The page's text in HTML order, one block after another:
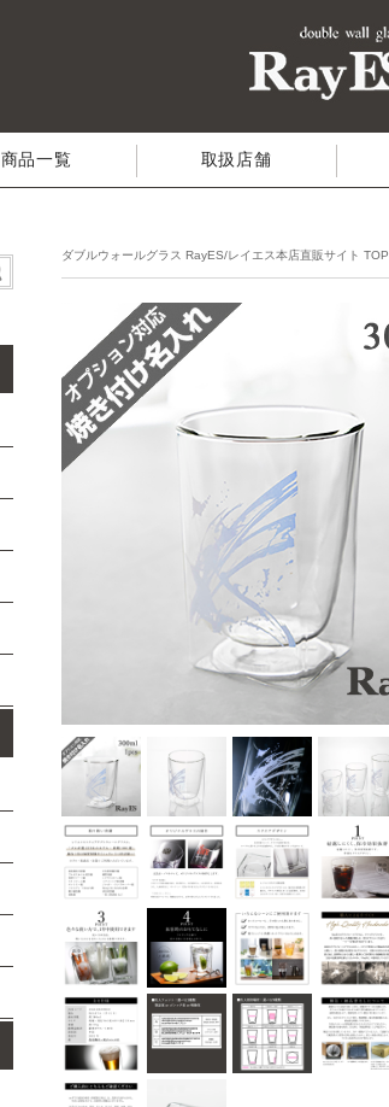
商品一覧 取扱店舗
ダブルウォールグラス RayES/レイエス本店直販サイト TOP